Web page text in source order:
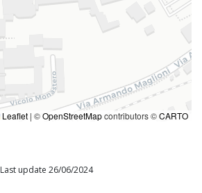
Leaflet | ©OpenStreetMapcontributors ©CARTO
Last update 26/06/2024